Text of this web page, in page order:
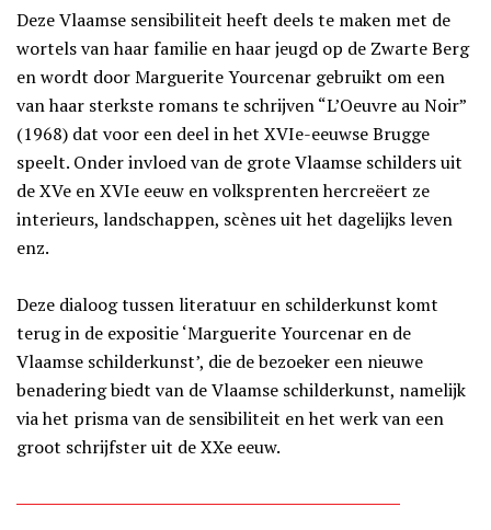
Deze Vlaamse sensibiliteit heeft deels te maken met de
wortels van haar familie en haar jeugd op de Zwarte Berg
en wordt door Marguerite Yourcenar gebruikt om een
van haar sterkste romans te schrijven “L’Oeuvre au Noir”
(1968) dat voor een deel in het XVIe-eeuwse Brugge
speelt. Onder invloed van de grote Vlaamse schilders uit
de XVe en XVIe eeuw en volksprenten hercreëert ze
interieurs, landschappen, scènes uit het dagelijks leven
enz.
Deze dialoog tussen literatuur en schilderkunst komt
terug in de expositie ‘Marguerite Yourcenar en de
Vlaamse schilderkunst’, die de bezoeker een nieuwe
benadering biedt van de Vlaamse schilderkunst, namelijk
via het prisma van de sensibiliteit en het werk van een
groot schrijfster uit de XXe eeuw.